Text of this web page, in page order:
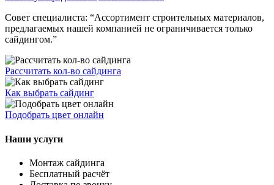
Совет специалиста: “Ассортимент строительных материалов,
предлагаемых нашей компанией не ограничивается только
сайдингом.”
Рассчитать кол-во сайдинга
Как выбрать сайдинг
Подобрать цвет онлайн
Наши услуги
Монтаж сайдинга
Бесплатный расчёт